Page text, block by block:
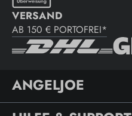
VERSAND
AB 150 € PORTOFREI*
ANGELJOE